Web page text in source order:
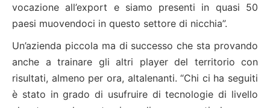
vocazione all’export e siamo presenti in quasi 50
paesi muovendoci in questo settore di nicchia”.
Un’azienda piccola ma di successo che sta provando
anche a trainare gli altri player del territorio con
risultati, almeno per ora, altalenanti. “Chi ci ha seguiti
è stato in grado di usufruire di tecnologie di livello